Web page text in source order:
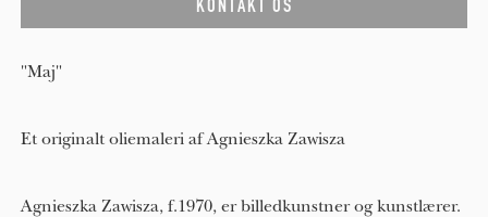
"Maj"
Et originalt oliemaleri af Agnieszka Zawisza
Agnieszka Zawisza, f.1970, er billedkunstner og kunstlærer.